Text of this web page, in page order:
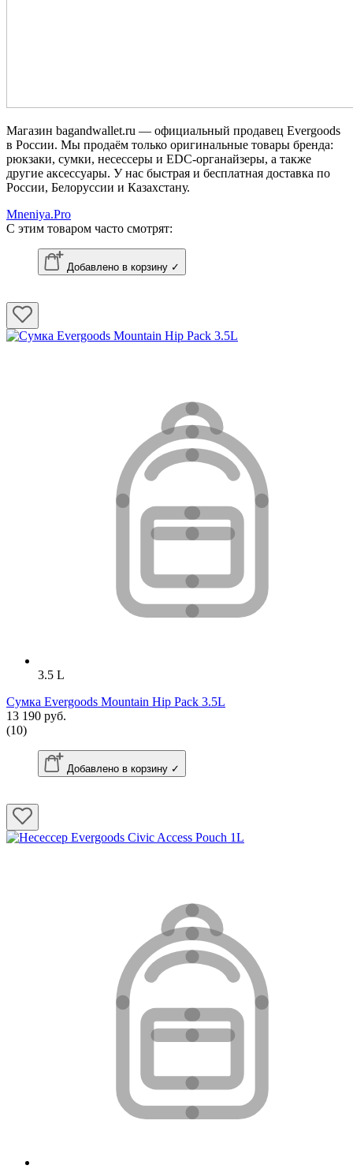
Магазин bagandwallet.ru — официальный продавец Evergoods
в России. Мы продаём только оригинальные товары бренда:
рюкзаки, сумки, несессеры и EDC-органайзеры, а также
другие аксессуары. У нас быстрая и бесплатная доставка по
России, Белоруссии и Казахстану.
Mneniya.Pro
С этим товаром часто смотрят:
Добавлено в корзину ✓
3.5 L
Сумка Evergoods Mountain Hip Pack 3.5L
13 190 руб.
(10)
Добавлено в корзину ✓